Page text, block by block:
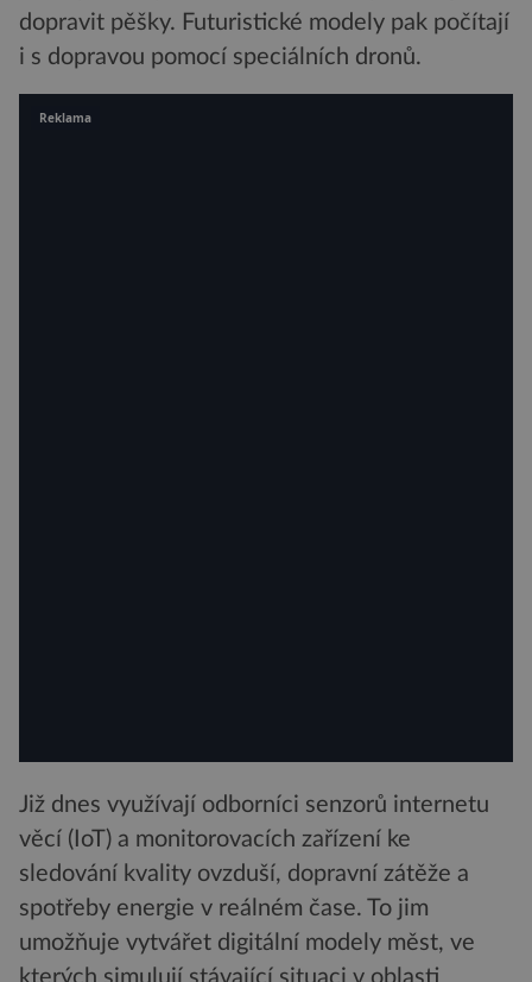
dopravit pěšky. Futuristické modely pak počítají
i s dopravou pomocí speciálních dronů.
Již dnes využívají odborníci senzorů internetu
věcí (IoT) a monitorovacích zařízení ke
sledování kvality ovzduší, dopravní zátěže a
spotřeby energie v reálném čase. To jim
umožňuje vytvářet digitální modely měst, ve
Reklama